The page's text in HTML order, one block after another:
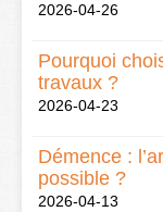
2026-04-26
Pourquoi
travaux ?
2026-04-23
Démence :
possible ?
2026-04-13